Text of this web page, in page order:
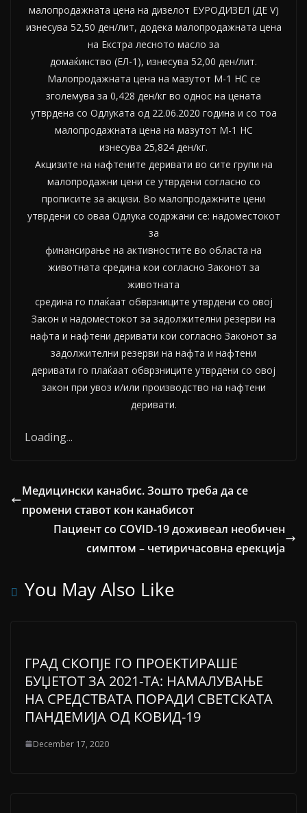
малопродажната цена на дизелот ЕУРОДИЗЕЛ (ДЕ V)
изнесува 52,50 ден/лит, додека малопродажната цена
на Екстра лесното масло за
домаќинство (ЕЛ-1), изнесува 52,00 ден/лит.
Малопродажната цена на мазутот М-1 НС се
зголемува за 0,428 ден/кг во однос на цената
утврдена со Одлуката од 22.06.2020 година и со тоа
малопродажната цена на мазутот М-1 НС
изнесува 25,824 ден/кг.
Акцизите на нафтените деривати во сите групи на
малопродажни цени се утврдени согласно со
прописите за акцизи. Во малопродажните цени
утврдени со оваа Одлука содржани се: надоместокот
за
финансирање на активностите во областа на
животната средина кои согласно Законот за
животната
средина го плаќаат обврзниците утврдени со овој
Закон и надоместокот за задолжителни резерви на
нафта и нафтени деривати кои согласно Законот за
задолжителни резерви на нафта и нафтени
деривати го плаќаат обврзниците утврдени со овој
закон при увоз и/или производство на нафтени
деривати.
Loading...
Медицински канабис. Зошто треба да се
промени ставот кон канабисот
Пациент со COVID-19 доживеал необичен
симптом – четиричасовна ерекција
You May Also Like
ГРАД СКОПЈЕ ГО ПРОЕКТИРАШЕ
БУЏЕТОТ ЗА 2021-ТА: НАМАЛУВАЊЕ
НА СРЕДСТВАТА ПОРАДИ СВЕТСКАТА
ПАНДЕМИЈА ОД КОВИД-19
December 17, 2020